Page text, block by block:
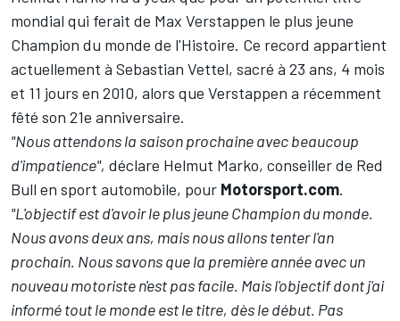
mondial qui ferait de Max Verstappen le plus jeune
Champion du monde de l'Histoire. Ce record appartient
actuellement à Sebastian Vettel, sacré à 23 ans, 4 mois
et 11 jours en 2010, alors que Verstappen a récemment
fêté son 21e anniversaire.
"Nous attendons la saison prochaine avec beaucoup
d'impatience", déclare Helmut Marko, conseiller de Red
Bull en sport automobile, pour Motorsport.com.
"L'objectif est d'avoir le plus jeune Champion du monde.
Nous avons deux ans, mais nous allons tenter l'an
prochain. Nous savons que la première année avec un
nouveau motoriste n'est pas facile. Mais l'objectif dont j'ai
informé tout le monde est le titre, dès le début. Pas